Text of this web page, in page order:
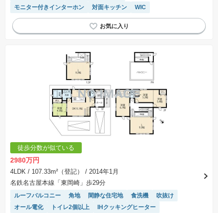
モニター付きインターホン
対面キッチン WIC
徒歩分数が似ている
2980万円
4LDK / 107.33m²（登記）
/ 2014年1月
名鉄名古屋本線「東岡崎」歩29分
ルーフバルコニー 角地 閑静な住宅地 食洗機
吹抜け
オール電化
トイレ2個以上
IHクッキングヒーター